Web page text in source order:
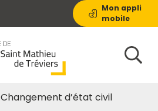
Mon appli
mobile
Changement d’état civil